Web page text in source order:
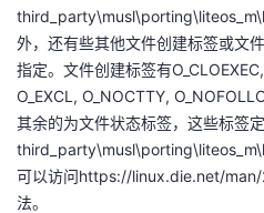
外，还有些其他文件创建标签或文
指定。文件创建标签有
O_EXCL, O_NOCTTY,
其余的为文件状态标签，这些标签
可以访问https://linux.die.net/
法。